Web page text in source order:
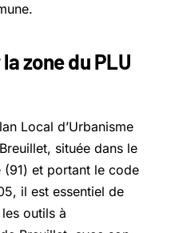
zone du PLU
Local d’Urbanisme
située dans le
(91) et portant le code
il est essentiel de
outils à